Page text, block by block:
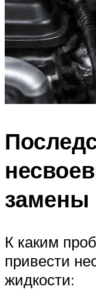
замены
К каким
привести
жидкости: